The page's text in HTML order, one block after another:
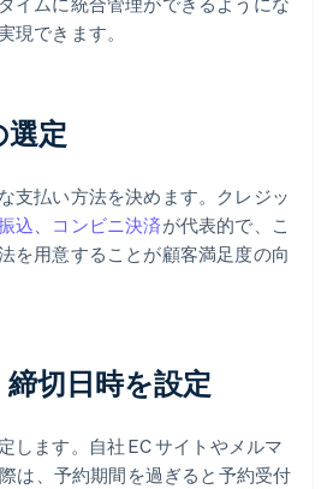
現できます。
選定
支払い方法を決めます。クレジッ
込、 コンビニ決済が代表的で、こ
を用意することが顧客満足度の向
切日時を設定
します。自社 EC サイトやメルマ
は、予約期間を過ぎると予約受付